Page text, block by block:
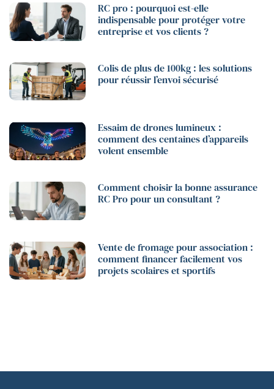
RC pro : pourquoi est-elle
indispensable pour protéger votre
entreprise et vos clients ?
Colis de plus de 100kg : les solutions
pour réussir l’envoi sécurisé
Essaim de drones lumineux :
comment des centaines d’appareils
volent ensemble
Comment choisir la bonne assurance
RC Pro pour un consultant ?
Vente de fromage pour association :
comment financer facilement vos
projets scolaires et sportifs